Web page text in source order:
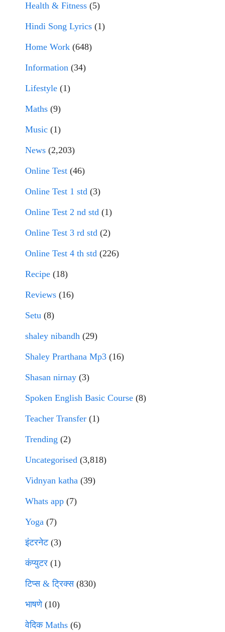
Health & Fitness (5)
Hindi Song Lyrics (1)
Home Work (648)
Information (34)
Lifestyle (1)
Maths (9)
Music (1)
News (2,203)
Online Test (46)
Online Test 1 std (3)
Online Test 2 nd std (1)
Online Test 3 rd std (2)
Online Test 4 th std (226)
Recipe (18)
Reviews (16)
Setu (8)
shaley nibandh (29)
Shaley Prarthana Mp3 (16)
Shasan nirnay (3)
Spoken English Basic Course (8)
Teacher Transfer (1)
Trending (2)
Uncategorised (3,818)
Vidnyan katha (39)
Whats app (7)
Yoga (7)
इंटरनेट(3)
कंप्युटर (1)
टिप्स & ट्रिक्स(830)
भाषणे(10)
वेदिक Maths (6)